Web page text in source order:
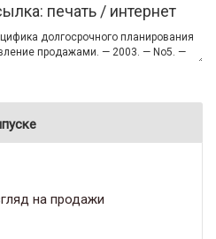
печать / интернет
на продажи